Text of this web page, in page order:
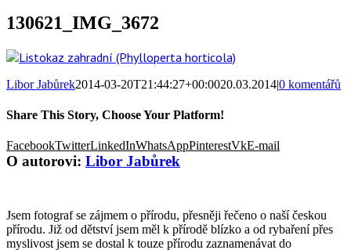
130621_IMG_3672
Libor Jabůrek2014-03-20T21:44:27+00:0020.03.2014|0 komentářů
Share This Story, Choose Your Platform!
FacebookTwitterLinkedInWhatsAppPinterestVkE-mail
O autorovi: Libor Jabůrek
Jsem fotograf se zájmem o přírodu, přesněji řečeno o naší českou
přírodu. Již od dětství jsem měl k přírodě blízko a od rybaření přes
myslivost jsem se dostal k touze přírodu zaznamenávat do